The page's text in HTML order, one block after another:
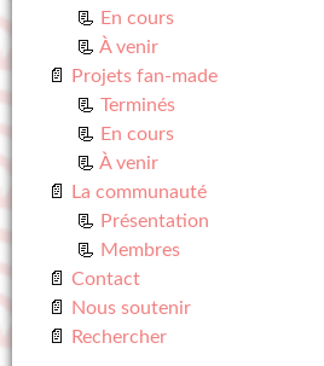
En cours
À venir
Projets fan-made
Terminés
En cours
À venir
La communauté
Présentation
Membres
Contact
Nous soutenir
Rechercher